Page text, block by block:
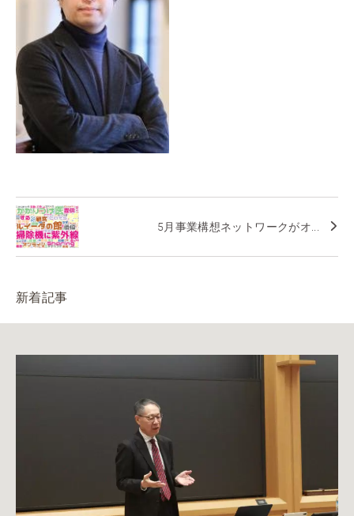
5月事業構想ネットワークがオ...
新着記事